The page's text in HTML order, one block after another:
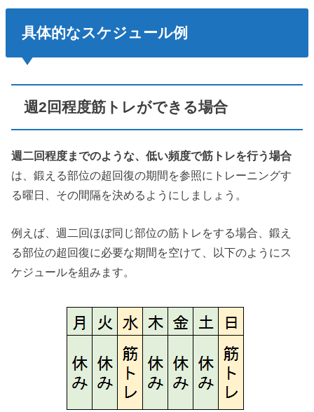
具体的なスケジュール例
週2回程度筋トレができる場合
週二回程度までのような、低い頻度で筋トレを行う場合
は、鍛える部位の超回復の期間を参照にトレーニングす
る曜日、その間隔を決めるようにしましょう。
例えば、週二回ほぼ同じ部位の筋トレをする場合、鍛え
る部位の超回復に必要な期間を空けて、以下のようにス
ケジュールを組みます。